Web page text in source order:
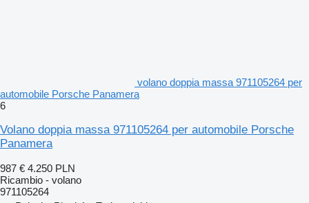
volano doppia massa 971105264 per
automobile Porsche Panamera
6
Volano doppia massa 971105264 per automobile Porsche
Panamera
987 € 4.250 PLN
Ricambio - volano
971105264